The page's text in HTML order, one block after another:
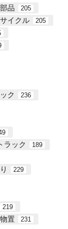
品 205
イクル 205
ク 236
ラック 189
229
219
置 231